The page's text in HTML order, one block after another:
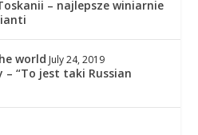
– najlepsze winiarnie
world July 24, 2019
– “To jest taki Russian